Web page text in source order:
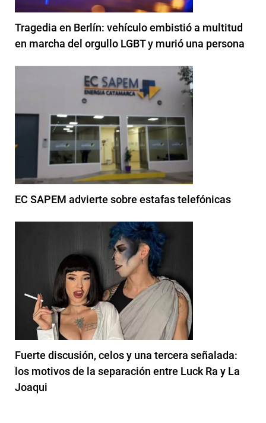
Tragedia en Berlín: vehículo embistió a multitud
en marcha del orgullo LGBT y murió una persona
EC SAPEM advierte sobre estafas telefónicas
Fuerte discusión, celos y una tercera señalada:
los motivos de la separación entre Luck Ra y La
Joaqui